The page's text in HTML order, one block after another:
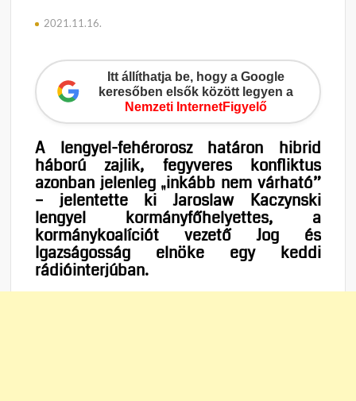
2021.11.16.
Itt állíthatja be, hogy a Google
keresőben elsők között legyen a
Nemzeti InternetFigyelő
A lengyel-fehérorosz határon hibrid
háború zajlik, fegyveres konfliktus
azonban jelenleg „inkább nem várható”
– jelentette ki Jaroslaw Kaczynski
lengyel kormányfőhelyettes, a
kormánykoalíciót vezető Jog és
Igazságosság elnöke egy keddi
rádióinterjúban.